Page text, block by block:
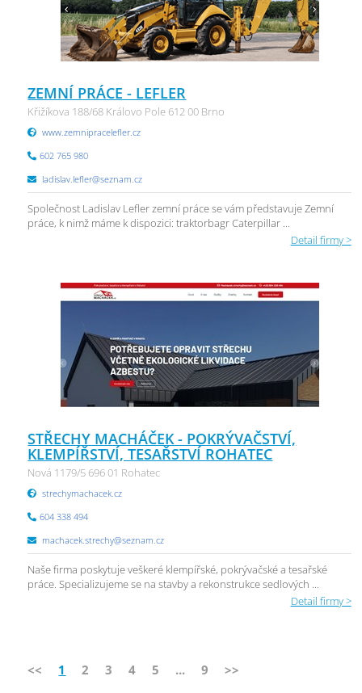
ZEMNÍ PRÁCE - LEFLER
Křižíkova 188/68 Královo Pole 612 00 Brno
www.zemnipracelefler.cz
602 765 980
ladislav.lefler@seznam.cz
Společnost Ladislav Lefler zemní práce se vám představuje Zemní
práce, k nimž máme k dispozici: traktorbagr Caterpillar ...
Detail firmy >
STŘECHY MACHÁČEK - POKRÝVAČSTVÍ,
KLEMPÍŘSTVÍ, TESAŘSTVÍ ROHATEC
Nová 1179/5 696 01 Rohatec
strechymachacek.cz
604 338 494
machacek.strechy@seznam.cz
Naše firma poskytuje veškeré klempířské, pokrývačské a tesařské
práce. Specializujeme se na stavby a rekonstrukce sedlových ...
Detail firmy >
<< 1 2 3 4 5 ... 9 >>